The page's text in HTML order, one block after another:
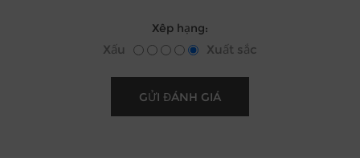
Xêp hạng:
Xấu Xuất sắc